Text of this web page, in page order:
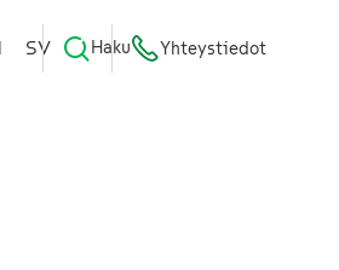
SV Haku Yhteystiedot